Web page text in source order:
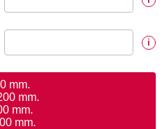
i
mm.
mm.
mm.
mm.